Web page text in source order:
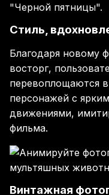
Стиль,
Благодаря новому
восторг,
перевоплощаются
персонажей с
движениями,
фильма.
Винтажная